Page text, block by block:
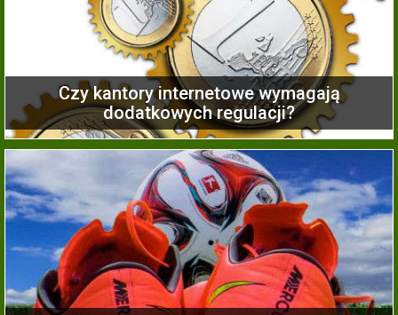
Czy kantory internetowe wymagają
dodatkowych regulacji?